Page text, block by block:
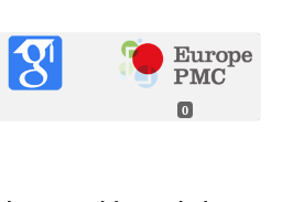
0